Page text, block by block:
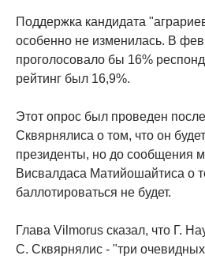
Поддержка кандидата
особенно не изменилась. В
проголосовало бы 16%
рейтинг был 16,9%.
Этот опрос был проведен
Сквярнялиса о том, что он
президенты, но до сообщения
Висвалдаса Матийошайтиса о
баллотироваться не будет.
Глава Vilmorus сказал, что Г.
С. Сквярнялис - "три